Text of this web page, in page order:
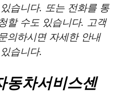
습니다. 또는 전화를 통
할 수도 있습니다. 고객
의하시면 자세한 안내
습니다.
동차서비스센